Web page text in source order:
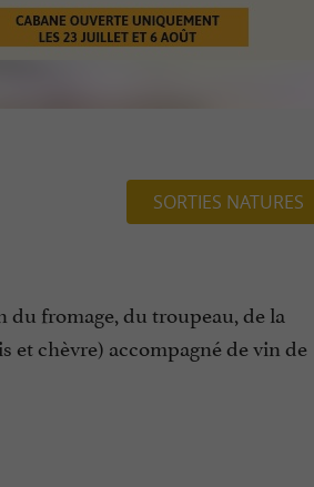
SORTIES NATURES
du fromage, du troupeau, de la
et chèvre) accompagné de vin de